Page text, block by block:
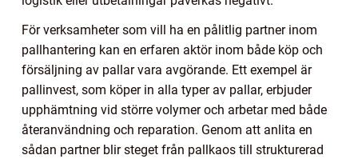
För verksamheter som vill ha en pålitlig partner inom
pallhantering kan en erfaren aktör inom både köp och
försäljning av pallar vara avgörande. Ett exempel är
pallinvest, som köper in alla typer av pallar, erbjuder
upphämtning vid större volymer och arbetar med både
återanvändning och reparation. Genom att anlita en
sådan partner blir steget från pallkaos till strukturerad